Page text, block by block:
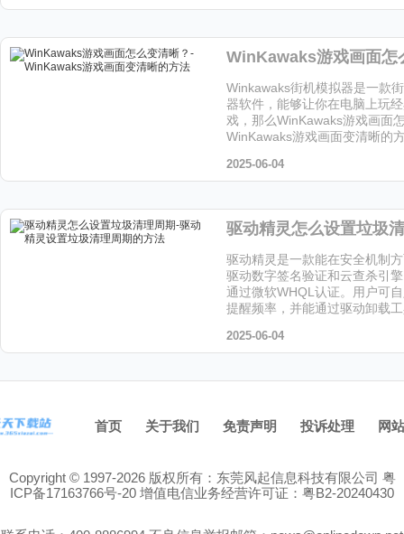
Winkawaks街机模拟器是一款
器软件，能够让你在电脑上玩
戏，那么WinKawaks游戏画面
WinKawaks游戏画面变清晰的
2025-06-04
驱动精灵是一款能在安全机制
驱动数字签名验证和云查杀引
通过微软WHQL认证。用户可
提醒频率，并能通过驱动卸载
站下载吧！
2025-06-04
首页 关于我们 免责声明 投诉处理 网
Copyright © 1997-2026 版权所有：东莞风起信息科技有限公司 粤
ICP备17163766号-20 增值电信业务经营许可证：粤B2-20240430